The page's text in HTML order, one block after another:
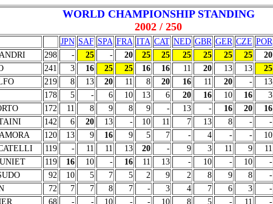
WORLD CHAMPIONSHIP STANDING
2002 / 250
JPN SAF SPA FRA ITA CAT NED GBR GER CZE POR
298 - 25 - 20 25 25 25 25 25 25 20
241 3 16 25 25 16 16 11 20 13 13 25
219 8 13 20 11 8 20 16 11 20 - 13
178 5 - 6 10 13 6 20 16 10 16 3
172 11 8 9 8 9 - 13 - 16 20 16
142 6 20 13 - 10 11 7 13 8 - -
120 13 9 16 9 5 7 - 4 - - 10
119 - 11 11 13 20 - 9 3 11 9 11
119 16 10 - 16 11 13 - 10 - 10 -
92 10 5 7 5 2 9 2 8 9 8 -
72 7 7 8 7 - 3 4 7 6 3 -
68 - - 10 - - 10 8 5 - 11 -